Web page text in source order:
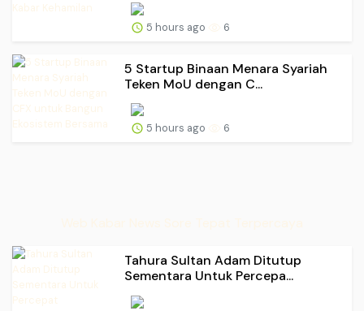
5 hours ago 6
5 Startup Binaan Menara Syariah
Teken MoU dengan C...
5 hours ago 6
Tahura Sultan Adam Ditutup
Sementara Untuk Percepa...